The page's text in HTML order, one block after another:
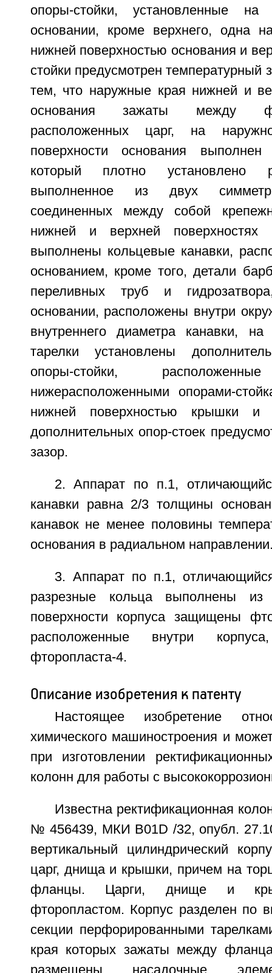
опоры-стойки, установленные
основании, кроме верхнего, одна
нижней поверхностью основания и
стойки предусмотрен температурный
тем, что наружные края нижней и
основания зажаты между
расположенных царг, на
поверхности основания
который плотно установлено
выполненное из двух
соединенных между собой
нижней и верхней поверхностях
выполнены кольцевые канавки,
основанием, кроме того, детали
переливных труб и
основании, расположены внутри
внутреннего диаметра канавки, на
тарелки установлены
опоры-стойки,
нижерасположенными опорами-
нижней поверхностью крышки и
дополнительных опор-стоек
зазор.
2. Аппарат по п.1,
канавки равна 2/3 толщины
канавок не менее половины
основания в радиальном
3. Аппарат по п.1,
разрезные кольца выполнены из
поверхности корпуса защищены
расположенные внутри
фторопласта-4.
Описание изобретения к патенту
Настоящее изобретение
химического машиностроения и
при изготовлении
колонн для работы с
Известна ректификационная
№ 456439, МКИ B01D /32, опубл.
вертикальный цилиндрический
царг, днища и крышки, причем на
фланцы. Царги, днище и
фторопластом. Корпус разделен по
секции перфорированными
края которых зажаты между
размещены насадочные